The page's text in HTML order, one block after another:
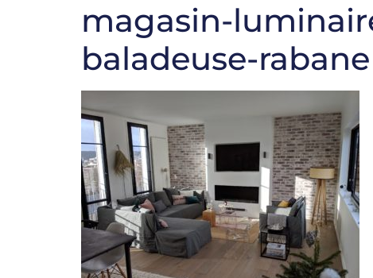
magasin-
baladeuse-rabane